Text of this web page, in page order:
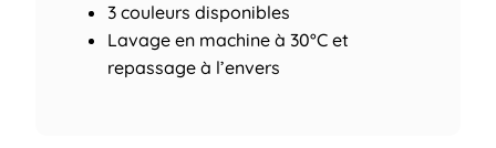
3 couleurs disponibles
Lavage en machine à 30°C et
repassage à l’envers